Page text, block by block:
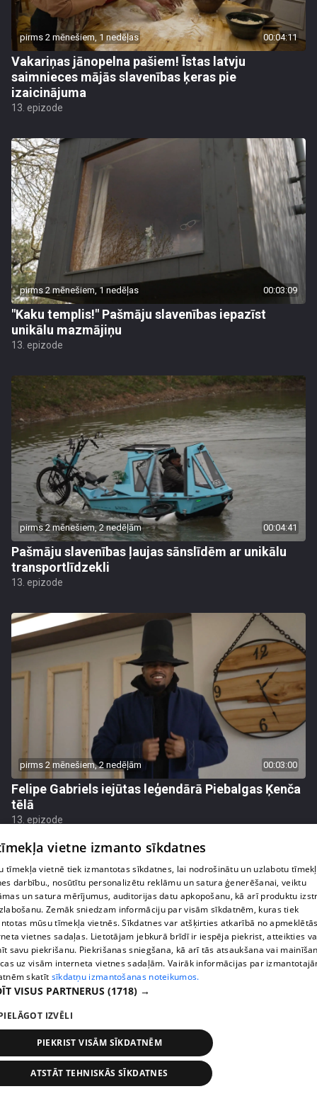
pirms 2 mēnešiem, 1 nedēļas 00:04:11
Vakariņas jānopelna pašiem! Īstas latvju
saimnieces mājās slavenības ķeras pie
izaicinājuma
13. epizode
pirms 2 mēnešiem, 1 nedēļas 00:03:09
"Kaku templis!" Pašmāju slavenības iepazīst
unikālu mazmājiņu
13. epizode
pirms 2 mēnešiem, 2 nedēļām 00:04:41
Pašmāju slavenības ļaujas sānslīdēm ar unikālu
transportlīdzekli
13. epizode
pirms 2 mēnešiem, 2 nedēļām 00:03:00
Felipe Gabriels iejūtas leģendārā Piebalgas Ķenča
tēlā
13. epizode
Pašmāju slavenības iemēģina Piebalgas alus mucu
ietilpību
13. epizode
vietne izmanto sīkdatnes
tīmekļa vietnē tiek izmantotas sīkdatnes, lai nodrošinātu un uzlabotu
darbību., nosūtītu personalizētu reklāmu un satura ģenerēšanai, veiktu
un satura mērījumus, auditorijas datu apkopošanu, kā arī produktu
Zemāk sniedzam informāciju par visām sīkdatnēm, kuras tiek
mūsu tīmekļa vietnēs. Sīkdatnes var atšķirties atkarībā no
vietnes sadaļas. Lietotājam jebkurā brīdī ir iespēja piekrist, atteikties
savu piekrišanu. Piekrišanas sniegšana, kā arī tās atsaukšana vai
uz visām interneta vietnes sadaļām. Vairāk informācijas par
skatīt sīkdatņu izmantošanas noteikumos.
VISUS PARTNERUS (1718) →
IZVĒLI
PIEKRIST VISĀM SĪKDATNĒM
ATSTĀT TEHNISKĀS SĪKDATNES